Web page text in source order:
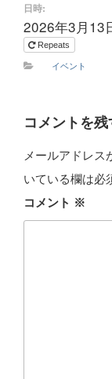
日時:
2026年3月13
Repeats
イベント
コメントを残
メールアドレス
いている欄は必
コメント ※